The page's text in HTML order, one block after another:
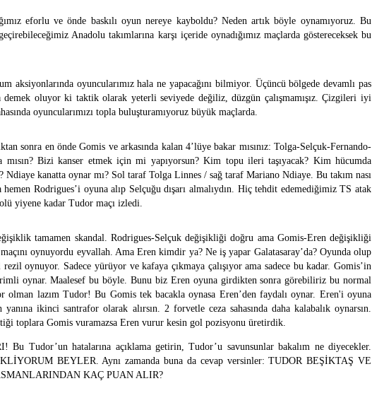
eforlu ve önde baskılı oyun nereye kayboldu? Neden artık böyle oynamıyoruz. Bu
Anadolu takımlarına karşı içeride oynadığımız maçlarda göstereceksek bu
aksiyonlarında oyuncularımız hala ne yapacağını bilmiyor. Üçüncü bölgede devamlı pas
demek oluyor ki taktik olarak yeterli seviyede değiliz, düzgün çalışmamışız. Çizgileri iyi
oyuncularımızı topla buluşturamıyoruz büyük maçlarda.
sonra en önde Gomis ve arkasında kalan 4’lüye bakar mısınız: Tolga-Selçuk-Fernando-
mısın? Bizi kanser etmek için mi yapıyorsun? Kim topu ileri taşıyacak? Kim hücumda
Ndiaye kanatta oynar mı? Sol taraf Tolga Linnes / sağ taraf Mariano Ndiaye. Bu takım nası
hemen Rodrigues’i oyuna alıp Selçuğu dışarı almalıydın. Hiç tehdit edemediğimiz TS atak
yiyene kadar Tudor maçı izledi.
tamamen skandal. Rodrigues-Selçuk değişikliği doğru ama Gomis-Eren değişikliği
oynuyordu eyvallah. Ama Eren kimdir ya? Ne iş yapar Galatasaray’da? Oyunda olup
oynuyor. Sadece yürüyor ve kafaya çıkmaya çalışıyor ama sadece bu kadar. Gomis’in
oynar. Maalesef bu böyle. Bunu biz Eren oyuna girdikten sonra görebiliriz bu normal
olman lazım Tudor! Bu Gomis tek bacakla oynasa Eren’den faydalı oynar. Eren'i oyuna
yanına ikinci santrafor olarak alırsın. 2 forvetle ceza sahasında daha kalabalık oynarsın.
toplara Gomis vuramazsa Eren vurur kesin gol pozisyonu üretirdik.
Tudor’un hatalarına açıklama getirin, Tudor’u savunsunlar bakalım ne diyecekler.
BEYLER. Aynı zamanda buna da cevap versinler: TUDOR BEŞİKTAŞ VE
KAÇ PUAN ALIR?